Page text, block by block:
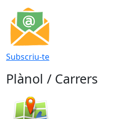
Subscriu-te
Plànol / Carrers